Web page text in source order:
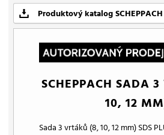
Produktový katalog
SCHEPPACH SADA
10, 12
Sada 3 vrtáků (8, 10, 12 mm) SDS